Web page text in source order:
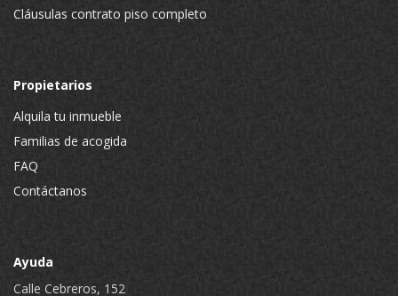
Cláusulas contrato piso completo
Propietarios
Alquila tu inmueble
Familias de acogida
FAQ
Contáctanos
Ayuda
Calle Cebreros, 152